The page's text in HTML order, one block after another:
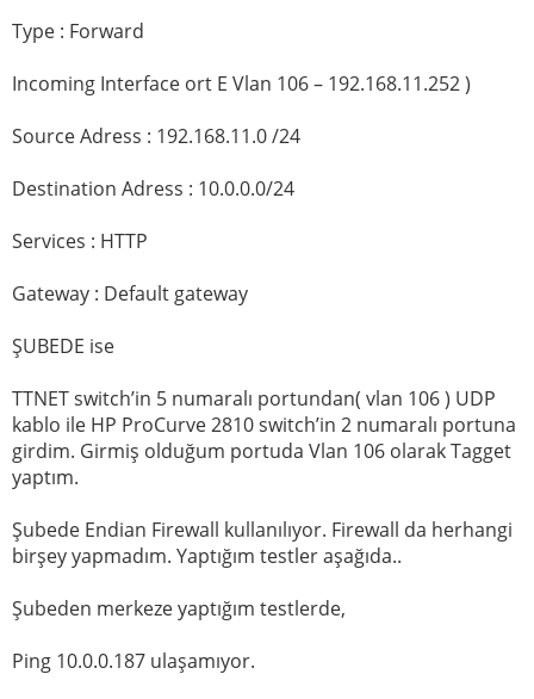
Type : Forward
Incoming Interface ort E Vlan 106 – 192.168.11.252 )
Source Adress : 192.168.11.0 /24
Destination Adress : 10.0.0.0/24
Services : HTTP
Gateway : Default gateway
ŞUBEDE ise
TTNET switch’in 5 numaralı portundan( vlan 106 ) UDP
kablo ile HP ProCurve 2810 switch’in 2 numaralı portuna
girdim. Girmiş olduğum portuda Vlan 106 olarak Tagget
yaptım.
Şubede Endian Firewall kullanılıyor. Firewall da herhangi
birşey yapmadım. Yaptığım testler aşağıda..
Şubeden merkeze yaptığım testlerde,
Ping 10.0.0.187 ulaşamıyor.